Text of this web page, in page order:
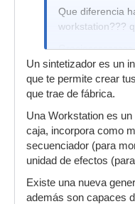
Que diferencia
workstation???
Graciasssssssss.
Un sintetizador es un
que te permite crear
que trae de fábrica.
Una Workstation es
caja, incorpora como
secuenciador (para
unidad de efectos
Existe una nueva
además son capaces